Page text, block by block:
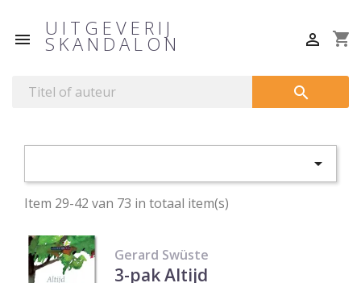
 shopping_cart

UITGEVERIJ
SKANDALON


Item 29-42 van 73 in totaal item(s)
Gerard Swüste
3-pak Altijd